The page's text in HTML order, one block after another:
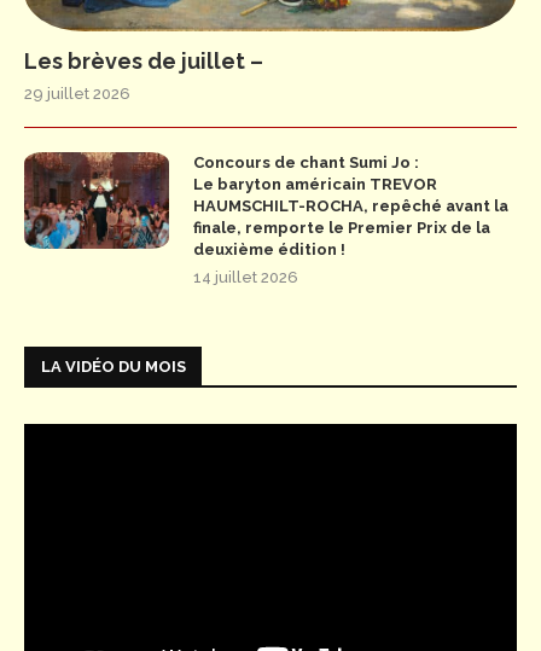
Les brèves de juillet –
29 juillet 2026
Concours de chant Sumi Jo :
Le baryton américain TREVOR
HAUMSCHILT-ROCHA, repêché avant la
finale, remporte le Premier Prix de la
deuxième édition !
14 juillet 2026
LA VIDÉO DU MOIS